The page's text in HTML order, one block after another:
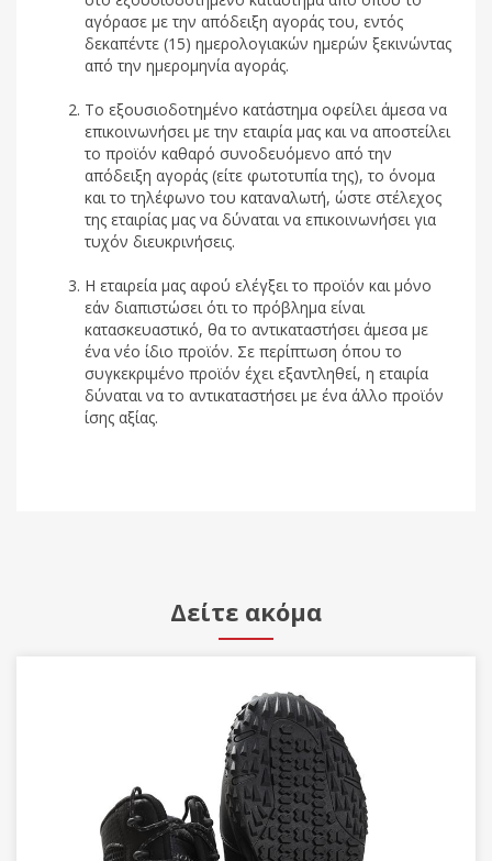
αγόρασε με την απόδειξη αγοράς του, εντός
δεκαπέντε (15) ημερολογιακών ημερών ξεκινώντας
από την ημερομηνία αγοράς.
Το εξουσιοδοτημένο κατάστημα οφείλει άμεσα να
επικοινωνήσει με την εταιρία μας και να αποστείλει
το προϊόν καθαρό συνοδευόμενο από την
απόδειξη αγοράς (είτε φωτοτυπία της), το όνομα
και το τηλέφωνο του καταναλωτή, ώστε στέλεχος
της εταιρίας μας να δύναται να επικοινωνήσει για
τυχόν διευκρινήσεις.
Η εταιρεία μας αφού ελέγξει το προϊόν και μόνο
εάν διαπιστώσει ότι το πρόβλημα είναι
κατασκευαστικό, θα το αντικαταστήσει άμεσα με
ένα νέο ίδιο προϊόν. Σε περίπτωση όπου το
συγκεκριμένο προϊόν έχει εξαντληθεί, η εταιρία
δύναται να το αντικαταστήσει με ένα άλλο προϊόν
ίσης αξίας.
Δείτε ακόμα